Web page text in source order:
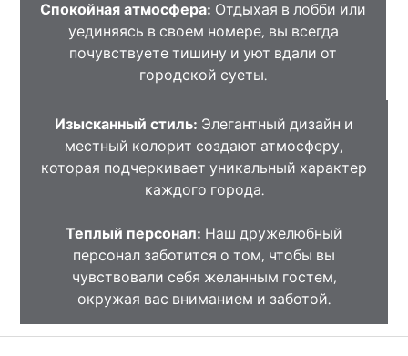
Спокойная атмосфера: Отдыхая в лобби или
уединяясь в своем номере, вы всегда
почувствуете тишину и уют вдали от
городской суеты.
Изысканный стиль: Элегантный дизайн и
местный колорит создают атмосферу,
которая подчеркивает уникальный характер
каждого города.
Теплый персонал: Наш дружелюбный
персонал заботится о том, чтобы вы
чувствовали себя желанным гостем,
окружая вас вниманием и заботой.